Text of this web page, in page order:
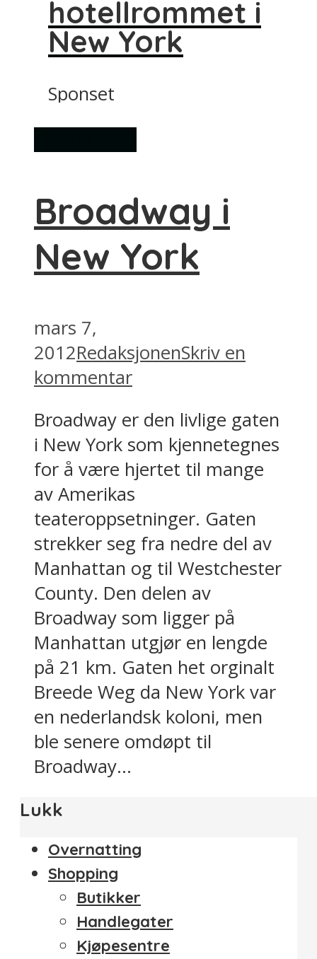
hotellrommet i
New York
Sponset
Broadway i
New York
mars 7,
2012RedaksjonenSkriv en
kommentar
Broadway er den livlige gaten
i New York som kjennetegnes
for å være hjertet til mange
av Amerikas
teateroppsetninger. Gaten
strekker seg fra nedre del av
Manhattan og til Westchester
County. Den delen av
Broadway som ligger på
Manhattan utgjør en lengde
på 21 km. Gaten het orginalt
Breede Weg da New York var
en nederlandsk koloni, men
ble senere omdøpt til
Broadway...
Lukk
Overnatting
Shopping
Butikker
Handlegater
Kjøpesentre